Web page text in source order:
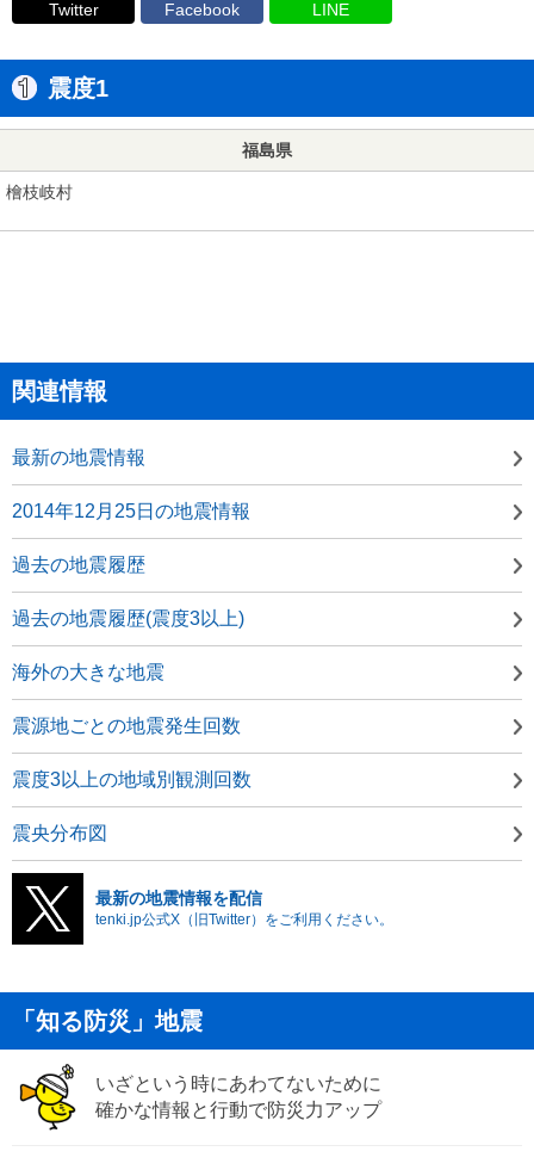
Twitter Facebook LINE
震度1
福島県
檜枝岐村
関連情報
最新の地震情報
2014年12月25日の地震情報
過去の地震履歴
過去の地震履歴(震度3以上)
海外の大きな地震
震源地ごとの地震発生回数
震度3以上の地域別観測回数
震央分布図
最新の地震情報を配信
tenki.jp公式X（旧Twitter）をご利用ください。
「知る防災」地震
いざという時にあわてないために
確かな情報と行動で防災力アップ